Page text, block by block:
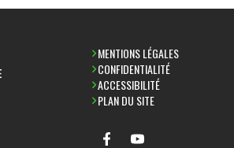
MENTIONS LÉGALES
CONFIDENTIALITÉ
ACCESSIBILITÉ
PLAN DU SITE